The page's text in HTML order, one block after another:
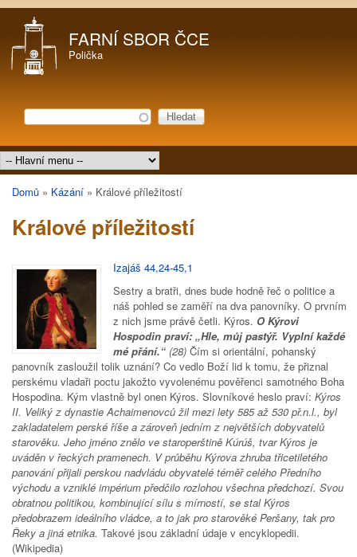
FARNÍ SBOR ČCE
Polička
Vyhledávání
Hledat
Hlavní menu
Jste zde
Domů » Kázání » Králové příležitostí
Králové příležitostí
Izajáš 44,24-45,1
Sestry a bratři, dnes bude hodně řeč o politice a
náš pohled se zaměří na dva panovníky. O prvním
z nich jsme právě četli. Kýros. O Kýrovi
Hospodin praví: „Hle, můj pastýř. Vyplní každé
mé přání.“ (28) Čím si orientální, pohanský
panovník zasloužil tolik uznání? Co vedlo Boží lid k tomu, že přiznal
perskému vladaři poctu jakožto vyvolenému pověřenci samotného Boha
Hospodina. Kým vlastně byl onen Kýros. Slovníkové heslo praví: Kýros
II. Veliký z dynastie Achaimenovců žil mezi lety 585 až 530 př.n.l., byl
zakladatelem perské říše a zároveň jedním z největších dobyvatelů
starověku. Jeho jméno znělo ve staroperštině Kúrúš, tvar Kýros je
uváděn v řeckých pramenech. V průběhu Kýrova zhruba třicetiletého
panování přijali perskou nadvládu obyvatelé téměř celého Předního
východu a vzniklé impérium předčilo rozlohou všechna předchozí. Svou
obratnou politikou, kombinující sílu s mírností, se stal Kýros
předobrazem ideálního vládce, a to jak pro starověké Peršany, tak pro
Řeky a jiná etnika. Takové jsou základní údaje v encyklopedii.
(Wikipedia)